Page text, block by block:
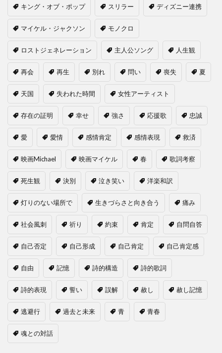
キング・オブ・ポップ スリラー ディズニー連携
マイケル・ジャクソン モノクロ
ロストジェネレーション 主人公ソング 人生観
再会 再生 別れ 問い 喪失 夏
天国 失われた時間 女性アーティスト
存在の証明 幸せ 強さ 応援歌 忠誠
愛 愛情 感情肯定 感情表現 救済
映画Michael 映画マイケル 春 歌詞考察
死生観 決別 泣き笑い 洋楽和訳
灯りのない場所で 生きづらさと向き合う 痛み
社会風刺 祈り 約束 肯定 自問自答
自己否定 自己形成 自己肯定 自己肯定感
自由 記憶 詩的構造 詩的歌詞
詩的表現 誓い 誤解 赦し 赦し記憶
逃避行 過去と未来 青 青春
魂との対話